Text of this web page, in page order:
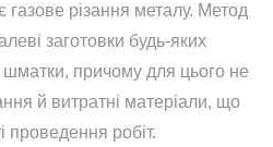
газове різання металу. Метод
заготовки будь-яких
шматки, причому для цього не
й витратні матеріали, що
проведення робіт.